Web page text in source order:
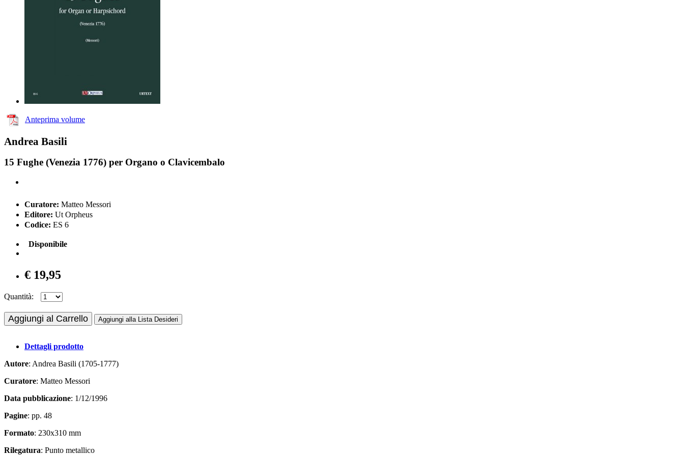
Anteprima volume
Andrea Basili
15 Fughe (Venezia 1776) per Organo o Clavicembalo
Curatore: Matteo Messori
Editore: Ut Orpheus
Codice: ES 6
Disponibile
€ 19,95
Quantità:
Aggiungi al Carrello Aggiungi alla Lista Desideri
Dettagli prodotto
Autore: Andrea Basili (1705-1777)
Curatore: Matteo Messori
Data pubblicazione: 1/12/1996
Pagine: pp. 48
Formato: 230x310 mm
Rilegatura: Punto metallico